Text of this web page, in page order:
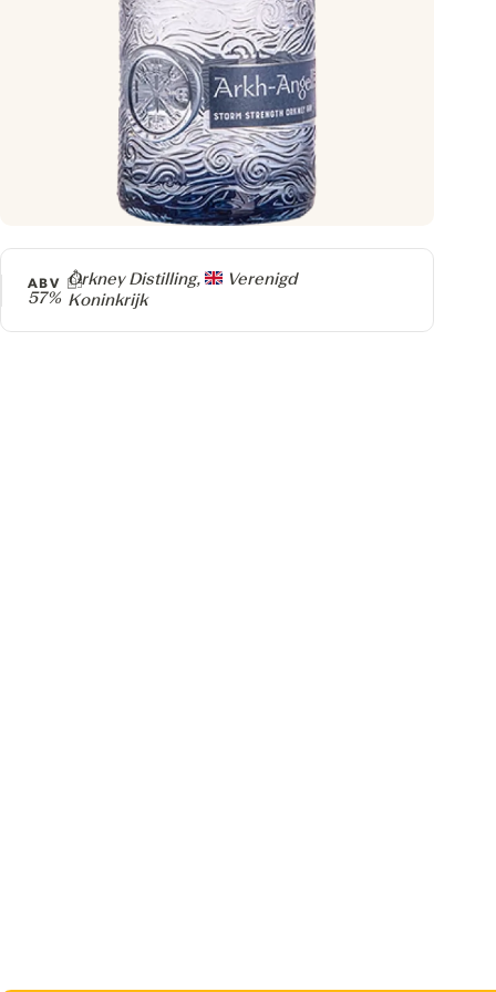
Producer
Orkney Distilling,
Verenigd
Koninkrijk
ABV
57%